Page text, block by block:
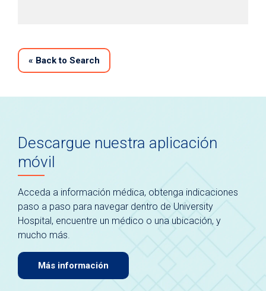
« Back to Search
Descargue nuestra aplicación
móvil
Acceda a información médica, obtenga indicaciones
paso a paso para navegar dentro de University
Hospital, encuentre un médico o una ubicación, y
mucho más.
Más información